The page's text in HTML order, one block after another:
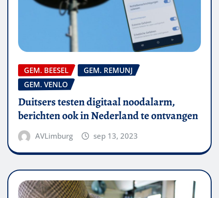
GEM. BEESEL
GEM. REMUNJ
GEM. VENLO
Duitsers testen digitaal noodalarm,
berichten ook in Nederland te ontvangen
AVLimburg sep 13, 2023